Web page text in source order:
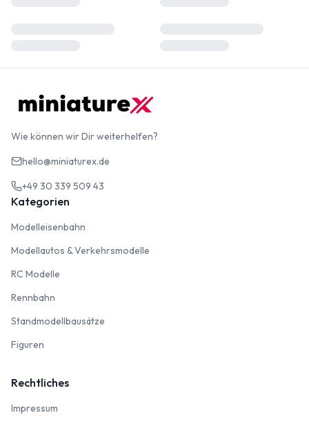
Wie können wir Dir weiterhelfen?
hello@miniaturex.de
+49 30 339 509 43
Kategorien
Modelleisenbahn
Modellautos & Verkehrsmodelle
RC Modelle
Rennbahn
Standmodellbausätze
Figuren
Rechtliches
Impressum